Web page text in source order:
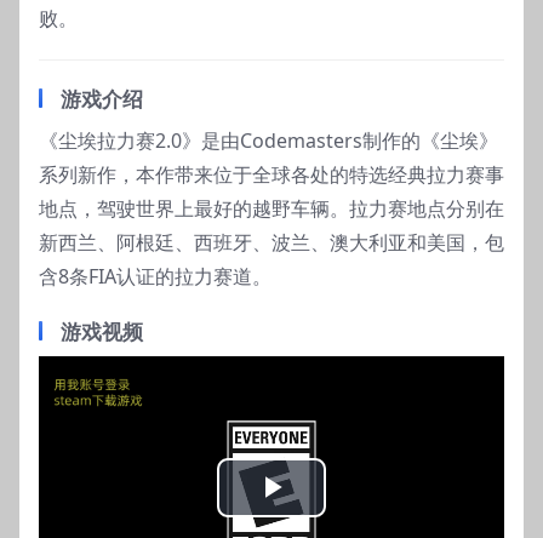
败。
游戏介绍
《尘埃拉力赛2.0》是由Codemasters制作的《尘埃》
系列新作，本作带来位于全球各处的特选经典拉力赛事
地点，驾驶世界上最好的越野车辆。拉力赛地点分别在
新西兰、阿根廷、西班牙、波兰、澳大利亚和美国，包
含8条FIA认证的拉力赛道。
游戏视频
Play